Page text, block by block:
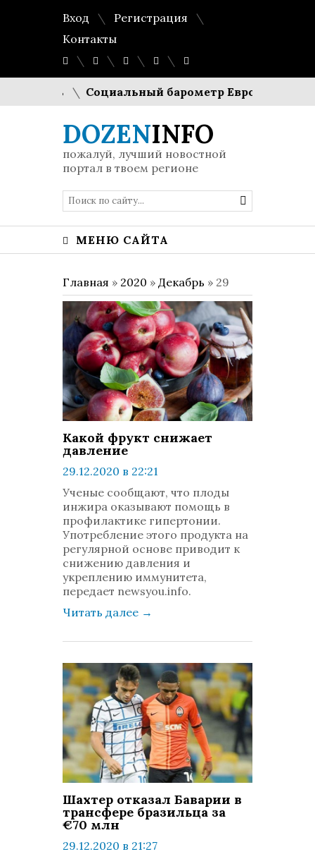
Вход
Регистрация
Контакты
Социальный барометр Европы: Евростат
DOZENINFO
пожалуй, лучший новостной
портал в твоем регионе
МЕНЮ САЙТА
Главная » 2020 » Декабрь » 29
Какой фрукт снижает
давление
29.12.2020 в 22:21
просмотров: 706
комментариев: 0
Ученые сообщают, что плоды
инжира оказывают помощь в
профилактике гипертонии.
Употребление этого продукта на
регулярной основе приводит к
снижению давления и
укреплению иммунитета,
передает newsyou.info.
Читать далее →
Шахтер отказал Баварии в
трансфере бразильца за
€70 млн
29.12.2020 в 21:27